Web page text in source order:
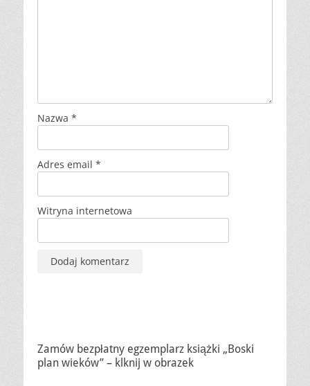
Nazwa *
Adres email *
Witryna internetowa
Zamów bezpłatny egzemplarz książki „Boski
plan wieków” – klknij w obrazek